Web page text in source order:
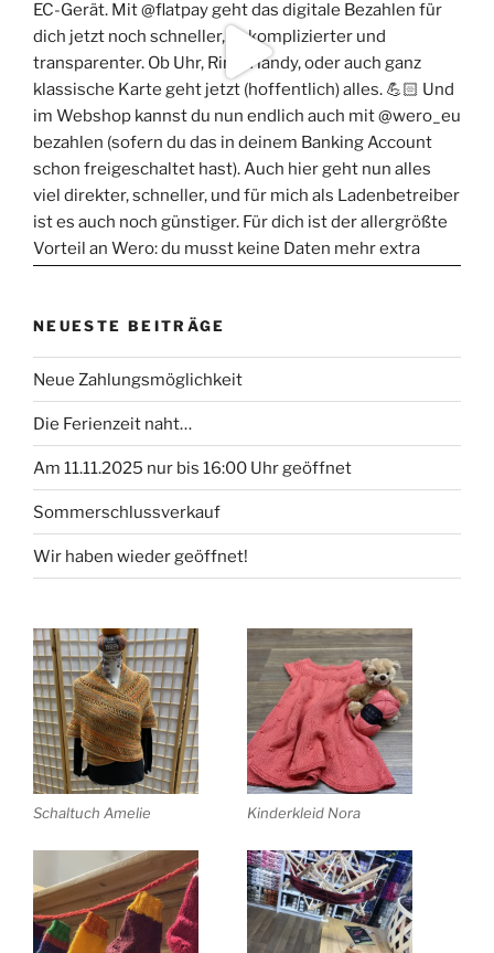
NEUESTE BEITRÄGE
Neue Zahlungsmöglichkeit
Die Ferienzeit naht…
Am 11.11.2025 nur bis 16:00 Uhr geöffnet
Sommerschlussverkauf
Wir haben wieder geöffnet!
Schaltuch Amelie Kinderkleid Nora